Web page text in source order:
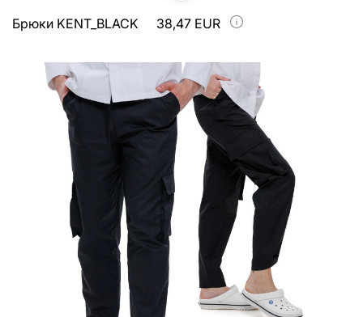
Брюки KENT_BLACK 38,47 EUR